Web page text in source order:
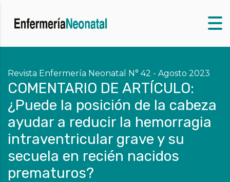
Revista Enfermería Neonatal N° 42 - Agosto 2023
COMENTARIO DE ARTÍCULO:
¿Puede la posición de la cabeza
ayudar a reducir la hemorragia
intraventricular grave y su
secuela en recién nacidos
prematuros?